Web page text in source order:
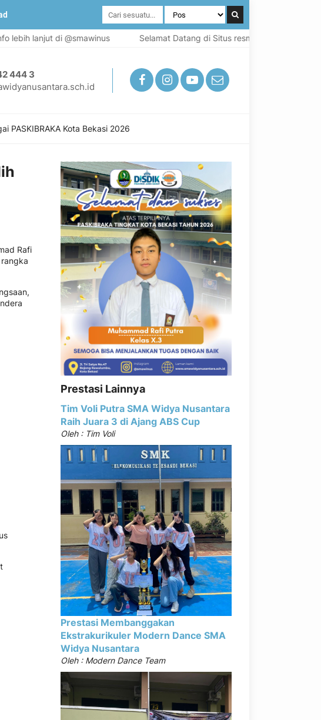
di @smawinus Selamat Datang di Situs resmi SMA Widya Nusantara
444 3
PASKIBRAKA Kota Bekasi 2026
Rafi
Prestasi Lainnya
Tim Voli Putra SMA Widya Nusantara
Raih Juara 3 di Ajang ABS Cup
Oleh : Tim Voli
Prestasi Membanggakan
Ekstrakurikuler Modern Dance SMA
Widya Nusantara
Oleh : Modern Dance Team